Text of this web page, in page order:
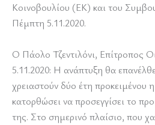
Κοινοβουλίου (ΕΚ) και του
Πέμπτη 5.11.2020.
Ο Πάολο Τζεντιλόνι, Επίτροπος
5.11.2020: Η ανάπτυξη θα
χρειαστούν δύο έτη προκειμένου
κατορθώσει να προσεγγίσει το
της. Στο σημερινό πλαίσιο, που